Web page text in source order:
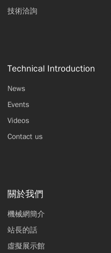
技術洽詢
Technical Introduction
News
Events
Videos
Contact us
關於我們
機械網簡介
站長的話
虛擬展示館